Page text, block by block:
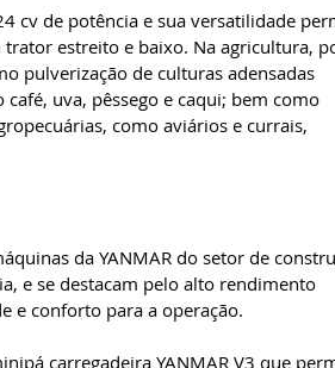
cv de potência e sua versatilidade
estreito e baixo. Na agricultura,
pulverização de culturas adensadas
uva, pêssego e caqui; bem como
como aviários e currais,
da YANMAR do setor de
e se destacam pelo alto rendimento
e conforto para a operação.
carregadeira YANMAR V3 que